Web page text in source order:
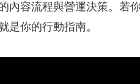
內容流程與營運決策。若
是你的行動指南。